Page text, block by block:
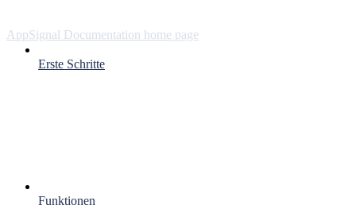
AppSignal Documentation home page
Erste Schritte
Funktionen